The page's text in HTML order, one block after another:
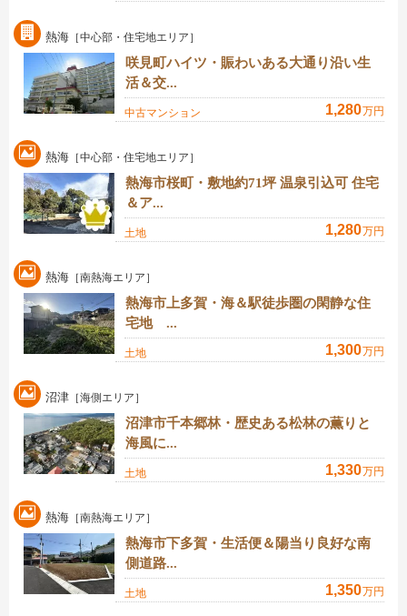
熱海 ［中心部・住宅地エリア］
咲見町ハイツ・賑わいある大通り沿い生
活＆交...
中古マンション 1,280万円
熱海 ［中心部・住宅地エリア］
熱海市桜町・敷地約71坪 温泉引込可 住宅
＆ア...
土地 1,280万円
熱海 ［南熱海エリア］
熱海市上多賀・海＆駅徒歩圏の閑静な住
宅地 ...
土地 1,300万円
沼津 ［海側エリア］
沼津市千本郷林・歴史ある松林の薫りと
海風に...
土地 1,330万円
熱海 ［南熱海エリア］
熱海市下多賀・生活便＆陽当り良好な南
側道路...
土地 1,350万円